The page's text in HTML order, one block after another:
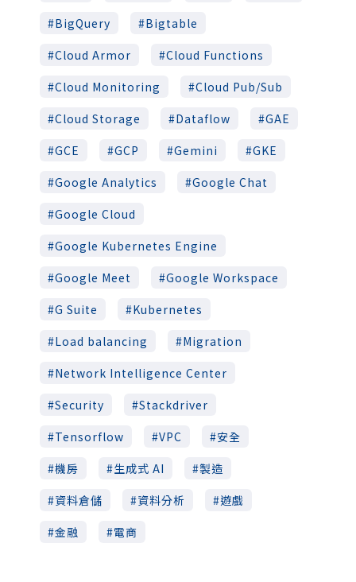
BigQuery
Bigtable
Cloud Armor
Cloud Functions
Cloud Monitoring
Cloud Pub/Sub
Cloud Storage
Dataflow
GAE
GCE
GCP Gemini
GKE
Google Analytics
Google Chat
Google Cloud
Google Kubernetes Engine
Google Meet
Google Workspace
G Suite
Kubernetes
Load balancing
Migration
Network Intelligence Center
Security
Stackdriver
Tensorflow
VPC
安全
機房
生成式 AI
製造
資料倉儲
資料分析
遊戲
金融
電商